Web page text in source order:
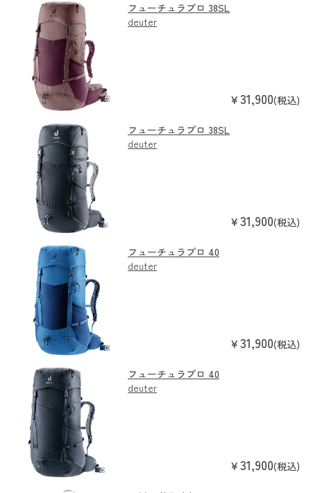
フューチュラプロ 38SL
deuter
￥31,900(税込)
フューチュラプロ 38SL
deuter
￥31,900(税込)
フューチュラプロ 40
deuter
￥31,900(税込)
フューチュラプロ 40
deuter
￥31,900(税込)